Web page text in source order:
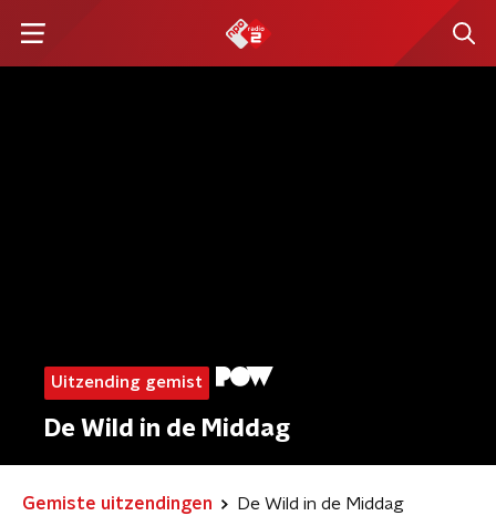
Uitzending gemist
De Wild in de Middag
Gemiste uitzendingen De Wild in de Middag